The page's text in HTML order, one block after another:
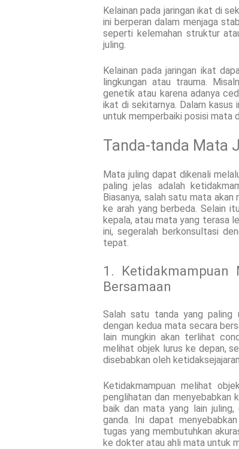
Kelainan pada jaringan ikat di
ini berperan dalam menjaga
seperti kelemahan struktur
juling.
Kelainan pada jaringan ikat
lingkungan atau trauma.
genetik atau karena adanya
ikat di sekitarnya. Dalam kasus
untuk memperbaiki posisi mata
Tanda-tanda Mata
Mata juling dapat dikenali
paling jelas adalah
Biasanya, salah satu mata
ke arah yang berbeda. Selain
kepala, atau mata yang terasa
ini, segeralah berkonsultasi
tepat.
1. Ketidakmampuan
Bersamaan
Salah satu tanda yang paling
dengan kedua mata secara
lain mungkin akan terlihat
melihat objek lurus ke depan,
disebabkan oleh
Ketidakmampuan melihat
penglihatan dan menyebabkan
baik dan mata yang lain
ganda. Ini dapat
tugas yang membutuhkan
ke dokter atau ahli mata untuk